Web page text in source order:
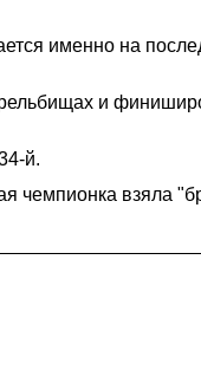
именно на
и
й.
взяла